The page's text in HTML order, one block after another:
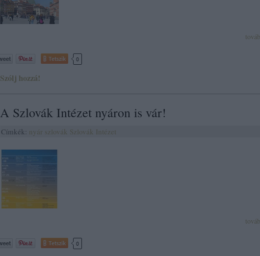
Tetszik 0
Szólj hozzá!
A Szlovák Intézet nyáron is vár!
Címkék: nyár szlovák Szlovák Intézet
Tetszik 0